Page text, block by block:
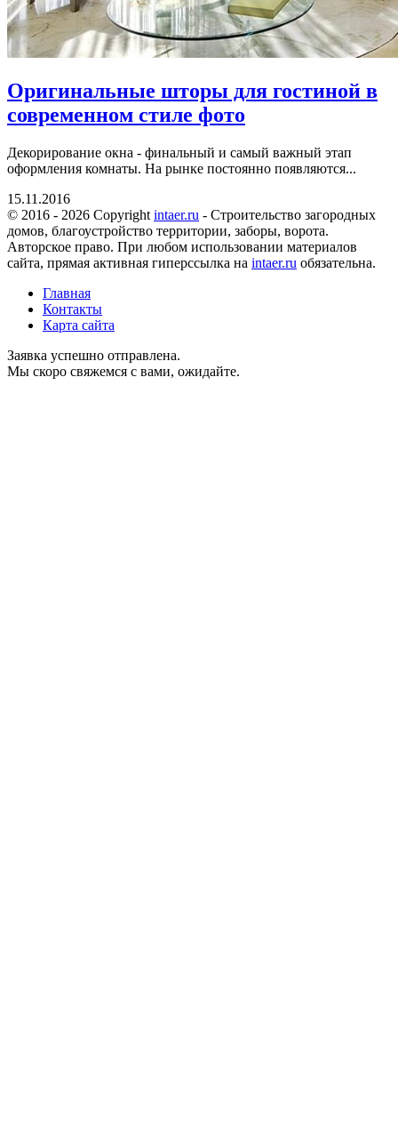
Оригинальные шторы для гостиной в
современном стиле фото
Декорирование окна - финальный и самый важный этап
оформления комнаты. На рынке постоянно появляются...
15.11.2016
© 2016 - 2026 Copyright intaer.ru - Cтроительство загородных
домов, благоустройство территории, заборы, ворота.
Авторское право. При любом использовании материалов
сайта, прямая активная гиперссылка на intaer.ru обязательна.
Главная
Контакты
Карта сайта
Заявка успешно отправлена.
Мы скоро свяжемся с вами, ожидайте.